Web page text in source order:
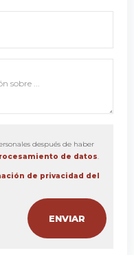
después de haber
de datos.
de privacidad del